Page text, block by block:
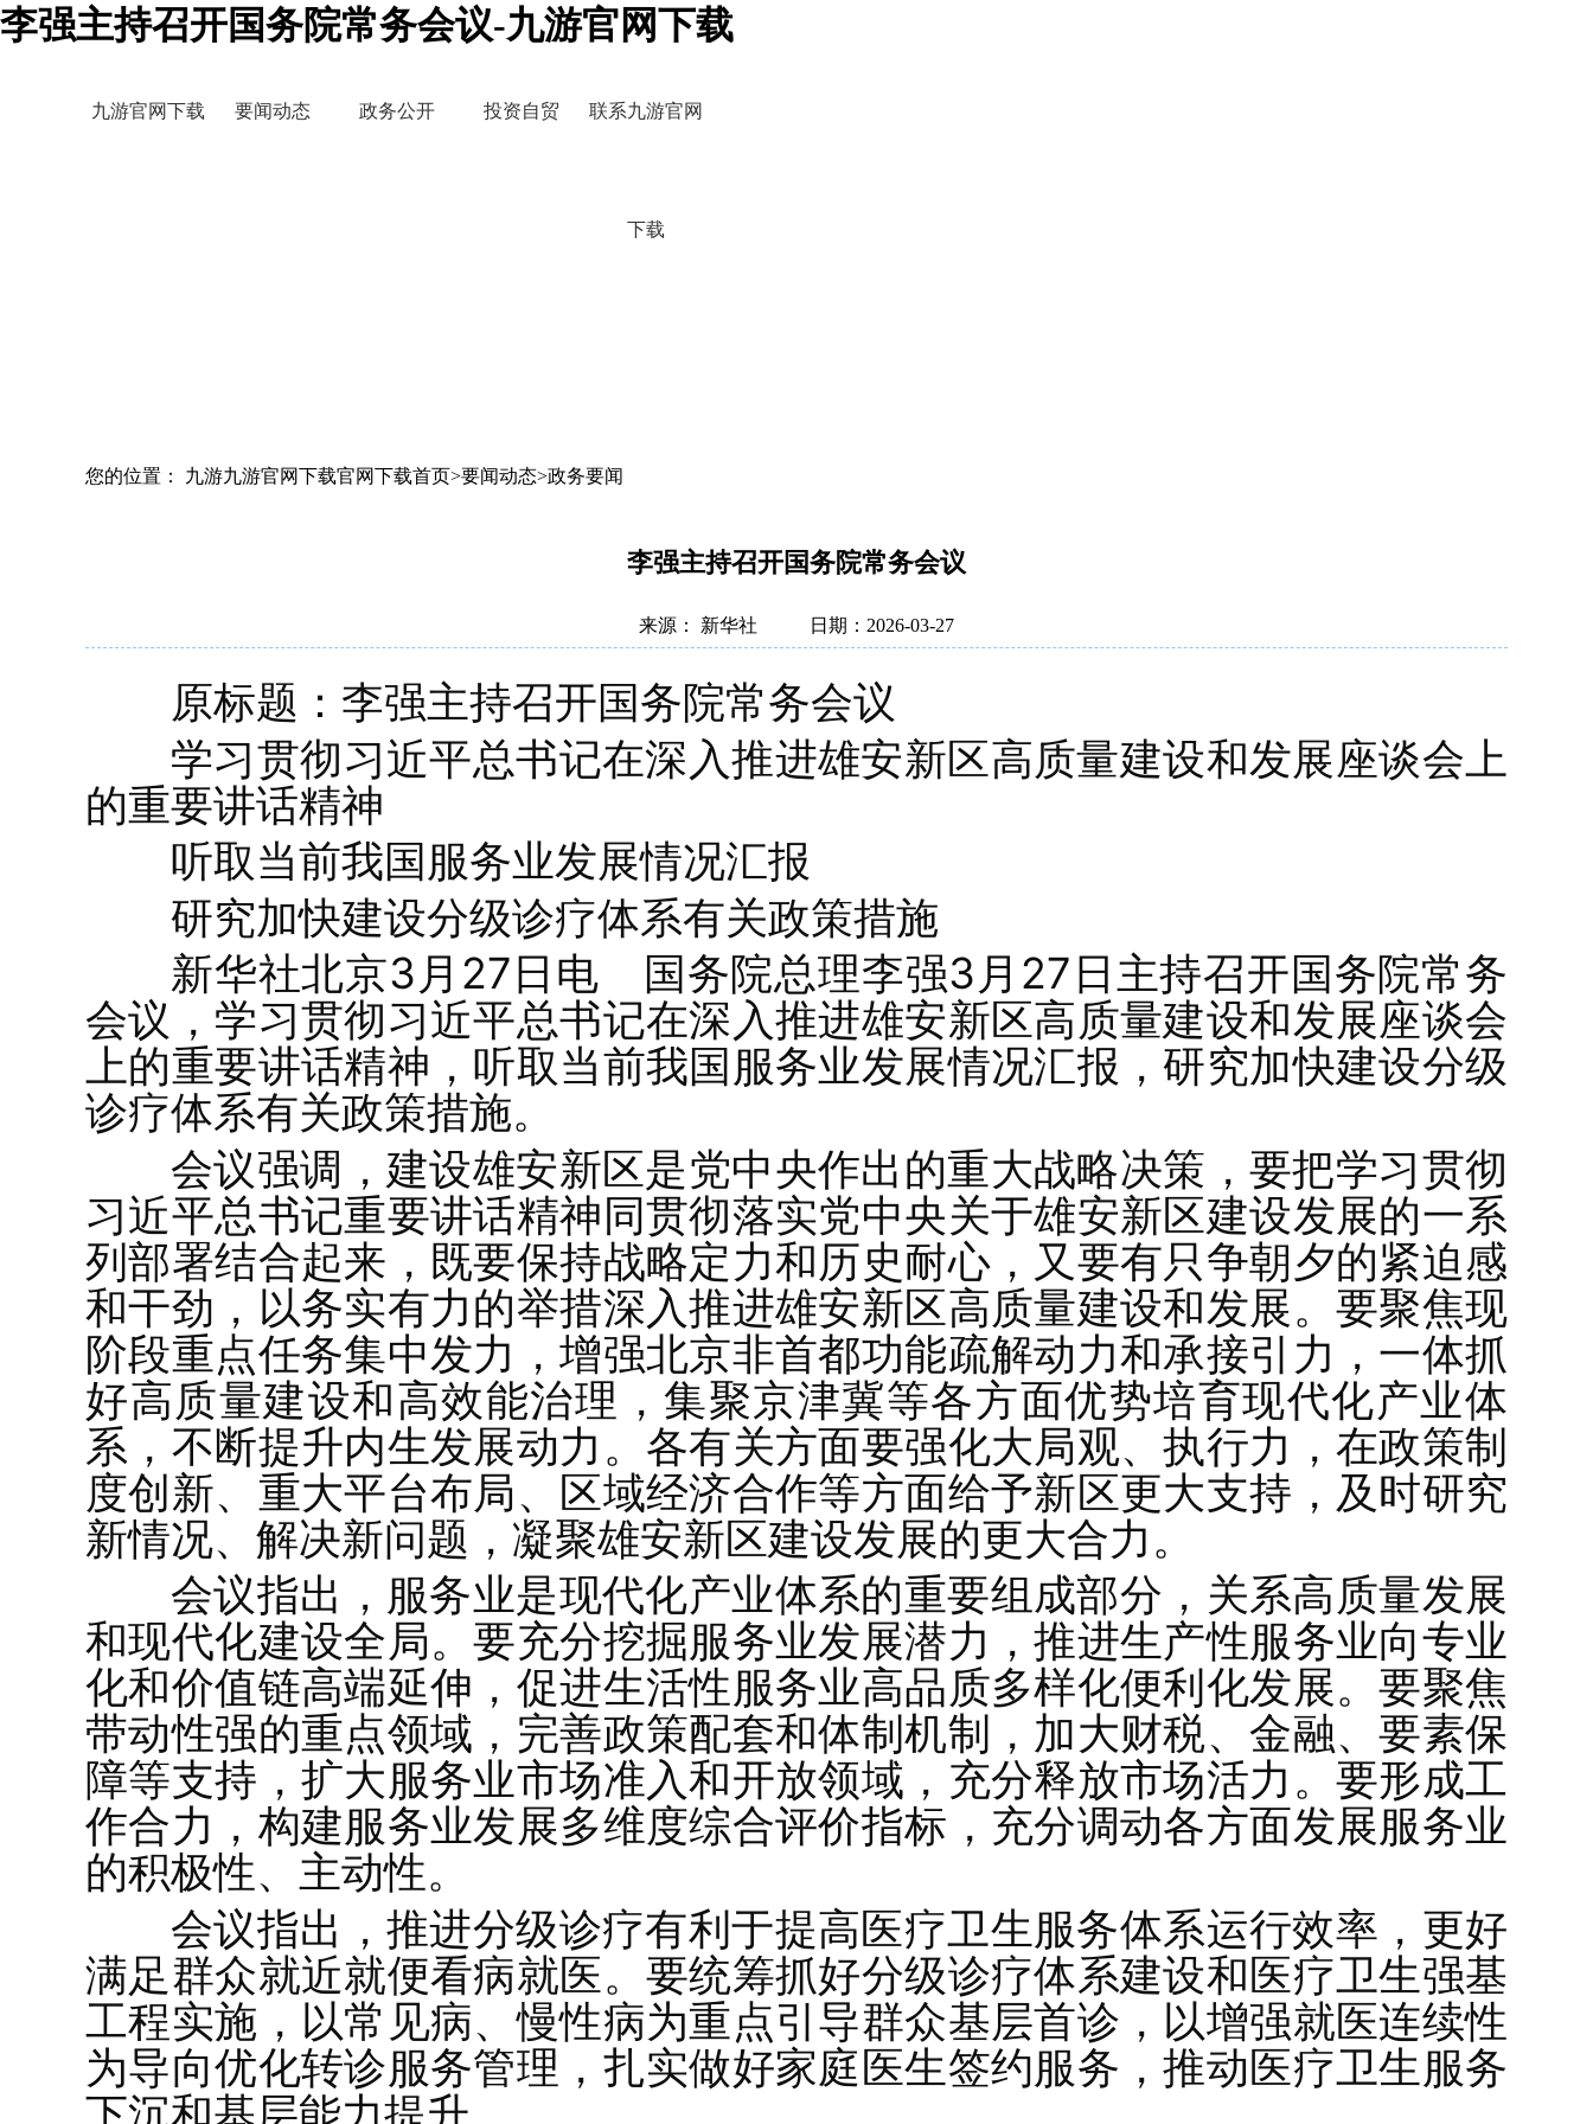
李强主持召开国务院常务会议-九游官网下载
九游官网下载 要闻动态 政务公开 投资自贸 联系九游官网
下载
您的位置： 九游九游官网下载官网下载首页>要闻动态>政务要闻
李强主持召开国务院常务会议
来源： 新华社 日期：2026-03-27
原标题：李强主持召开国务院常务会议
学习贯彻习近平总书记在深入推进雄安新区高质量建设和发展座谈会上
的重要讲话精神
听取当前我国服务业发展情况汇报
研究加快建设分级诊疗体系有关政策措施
新华社北京3月27日电 国务院总理李强3月27日主持召开国务院常务
会议，学习贯彻习近平总书记在深入推进雄安新区高质量建设和发展座谈会
上的重要讲话精神，听取当前我国服务业发展情况汇报，研究加快建设分级
诊疗体系有关政策措施。
会议强调，建设雄安新区是党中央作出的重大战略决策，要把学习贯彻
习近平总书记重要讲话精神同贯彻落实党中央关于雄安新区建设发展的一系
列部署结合起来，既要保持战略定力和历史耐心，又要有只争朝夕的紧迫感
和干劲，以务实有力的举措深入推进雄安新区高质量建设和发展。要聚焦现
阶段重点任务集中发力，增强北京非首都功能疏解动力和承接引力，一体抓
好高质量建设和高效能治理，集聚京津冀等各方面优势培育现代化产业体
系，不断提升内生发展动力。各有关方面要强化大局观、执行力，在政策制
度创新、重大平台布局、区域经济合作等方面给予新区更大支持，及时研究
新情况、解决新问题，凝聚雄安新区建设发展的更大合力。
会议指出，服务业是现代化产业体系的重要组成部分，关系高质量发展
和现代化建设全局。要充分挖掘服务业发展潜力，推进生产性服务业向专业
化和价值链高端延伸，促进生活性服务业高品质多样化便利化发展。要聚焦
带动性强的重点领域，完善政策配套和体制机制，加大财税、金融、要素保
障等支持，扩大服务业市场准入和开放领域，充分释放市场活力。要形成工
作合力，构建服务业发展多维度综合评价指标，充分调动各方面发展服务业
的积极性、主动性。
会议指出，推进分级诊疗有利于提高医疗卫生服务体系运行效率，更好
满足群众就近就便看病就医。要统筹抓好分级诊疗体系建设和医疗卫生强基
工程实施，以常见病、慢性病为重点引导群众基层首诊，以增强就医连续性
为导向优化转诊服务管理，扎实做好家庭医生签约服务，推动医疗卫生服务
下沉和基层能力提升。